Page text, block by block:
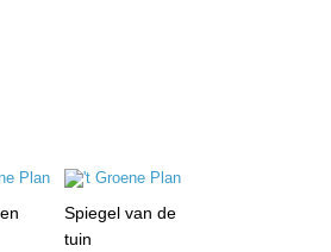
Spiegel van de
tuin